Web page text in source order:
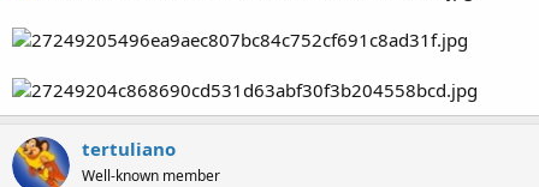
tertuliano
Well-known member